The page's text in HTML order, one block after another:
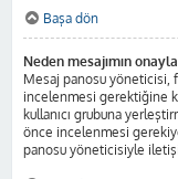
Başa dön
Neden mesajımın
Mesaj panosu yöneticisi,
incelenmesi gerektiğine
kullanıcı grubuna
önce incelenmesi
panosu yöneticisiyle